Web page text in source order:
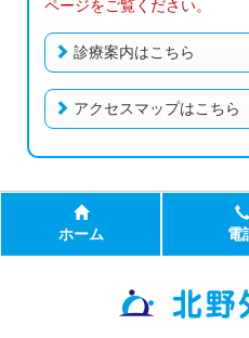
ページをご覧ください。
診療案内はこちら
アクセスマップはこちら
ホーム 電